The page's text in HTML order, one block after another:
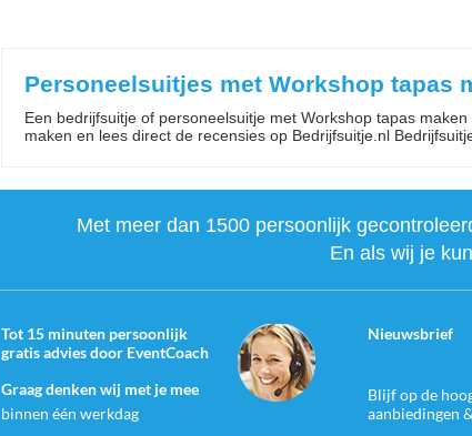
Personeelsuitjes met Workshop tapas
Een bedrijfsuitje of personeelsuitje met Workshop tapas
maken en lees direct de recensies op Bedrijfsuitje.nl
Met meer dan 1500 persoonlijk
En als wij je
Tot 15 minuten persoonlijk
gratis advies door EventCoach
Graag denken wij met je mee
binnen één werkdag
Nieuwsbrief
Blijf op de
aanbiedingen